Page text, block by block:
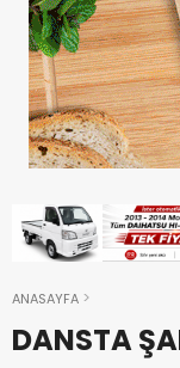
ANASAYFA
DANSTA